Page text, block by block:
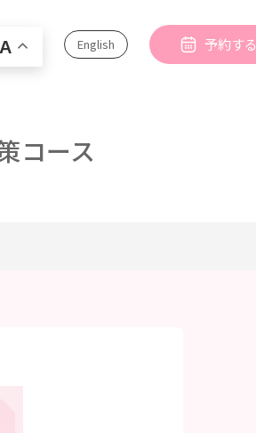
English 予約する
コース